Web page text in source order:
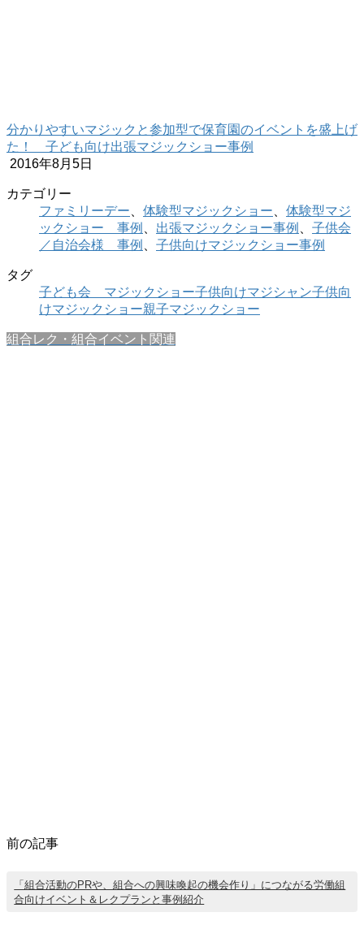
分かりやすいマジックと参加型で保育園のイベントを盛上げ
た！ 子ども向け出張マジックショー事例
2016年8月5日
カテゴリー
ファミリーデー、 体験型マジックショー、 体験型マジ
ックショー 事例 、 出張マジックショー事例 、 子供会
／自治会様 事例 、 子供向けマジックショー事例
タグ
子ども会 マジックショー子供向けマジシャン子供向
けマジックショー親子マジックショー
組合レク・組合イベント関連
前の記事
「組合活動のPRや、組合への興味喚起の機会作り」につながる労働組
合向けイベント＆レクプランと事例紹介